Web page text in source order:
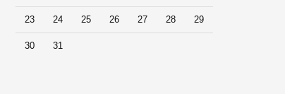
23 24 25 26 27 28 29
30 31